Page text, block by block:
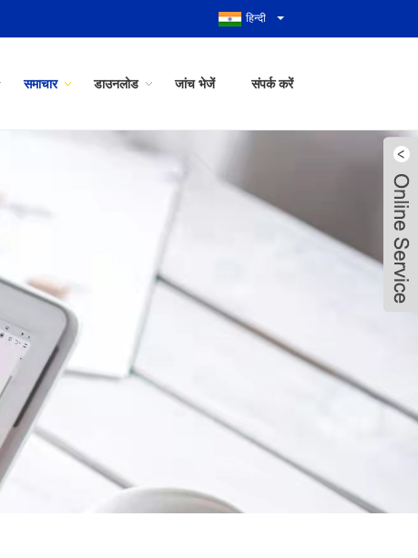
हिन्दी
समाचार डाउनलोड जांच भेजें संपर्क करें